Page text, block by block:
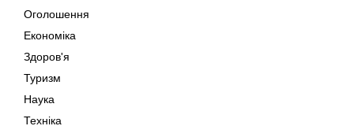
Оголошення
Економіка
Здоров'я
Туризм
Наука
Техніка